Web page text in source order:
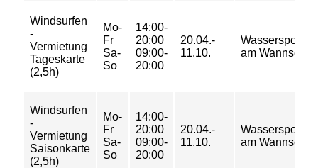
Windsurfen
-
Vermietung
Tageskarte
(2,5h)
Mo-
Fr
Sa-
So
14:00-
20:00
09:00-
20:00
20.04.-
11.10.
am Wannsee
Windsurfen
-
Vermietung
Saisonkarte
(2,5h)
Mo-
Fr
Sa-
So
14:00-
20:00
09:00-
20:00
20.04.-
11.10.
am Wannsee